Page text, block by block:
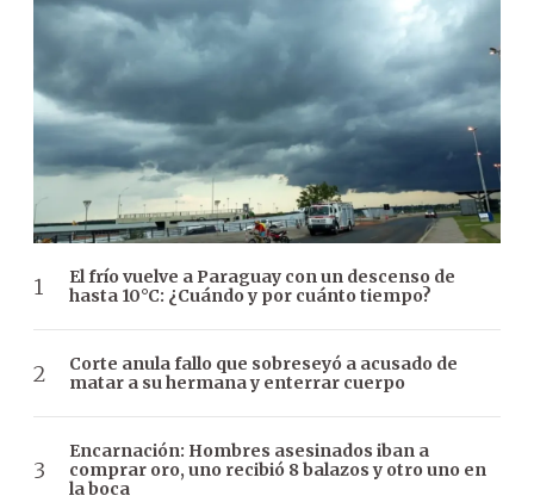
El frío vuelve a Paraguay con un descenso de
hasta 10°C: ¿Cuándo y por cuánto tiempo?
Corte anula fallo que sobreseyó a acusado de
matar a su hermana y enterrar cuerpo
Encarnación: Hombres asesinados iban a
comprar oro, uno recibió 8 balazos y otro uno en
la boca